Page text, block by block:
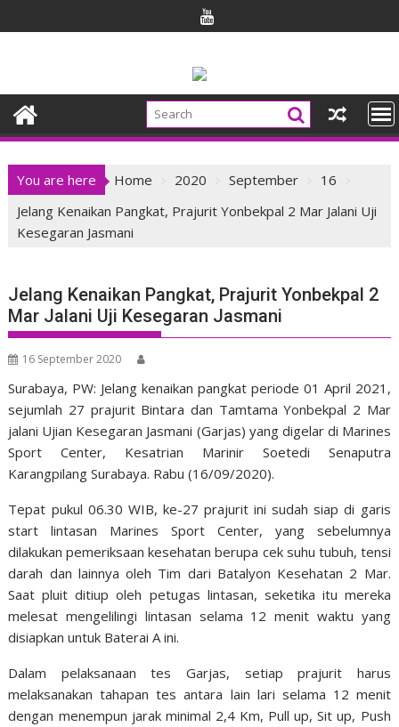
to
You are here Home 2020 September
16
Jelang Kenaikan Pangkat, Prajurit Yonbekpal 2 Mar Jalani Uji
Kesegaran Jasmani
Jelang Kenaikan Pangkat, Prajurit Yonbekpal 2
Mar Jalani Uji Kesegaran Jasmani
16 September 2020
Surabaya, PW: Jelang kenaikan pangkat periode 01 April 2021,
sejumlah 27 prajurit Bintara dan Tamtama Yonbekpal 2 Mar
jalani Ujian Kesegaran Jasmani (Garjas) yang digelar di Marines
Sport Center, Kesatrian Marinir Soetedi Senaputra
Karangpilang Surabaya. Rabu (16/09/2020).
Tepat pukul 06.30 WIB, ke-27 prajurit ini sudah siap di garis
start lintasan Marines Sport Center, yang sebelumnya
dilakukan pemeriksaan kesehatan berupa cek suhu tubuh, tensi
darah dan lainnya oleh Tim dari Batalyon Kesehatan 2 Mar.
Saat pluit ditiup oleh petugas lintasan, seketika itu mereka
melesat mengelilingi lintasan selama 12 menit waktu yang
disiapkan untuk Baterai A ini.
Dalam pelaksanaan tes Garjas, setiap prajurit harus
melaksanakan tahapan tes antara lain lari selama 12 menit
dengan menempun jarak minimal 2,4 Km, Pull up, Sit up, Push